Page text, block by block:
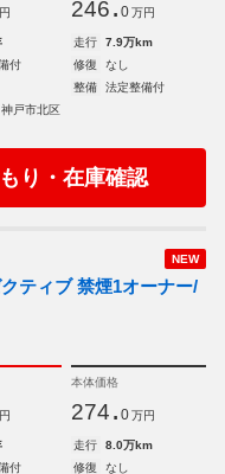
246 0 万円
走行
7.9万km
付 修復
なし
整備
法定整備付
戸市北区
り・在庫確認
NEW
ティブ 禁煙1オーナー/
本体価格
274. 0 万円
走行
8.0万km
付 修復
なし